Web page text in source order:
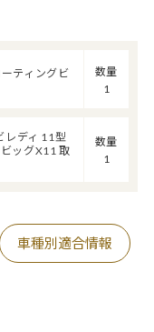
ティングビ
数量
1
レディ 11型
ッグX11 取
数量
1
車種別適合情報